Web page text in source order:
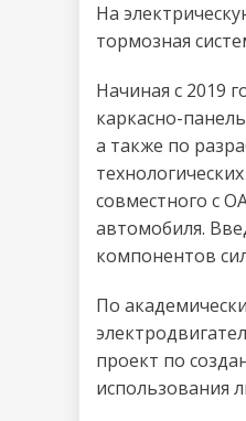
На
тормозная
Начиная с 2019
каркасно-
а также по
совместного с
автомобиля.
компонентов
По
проект по
использования